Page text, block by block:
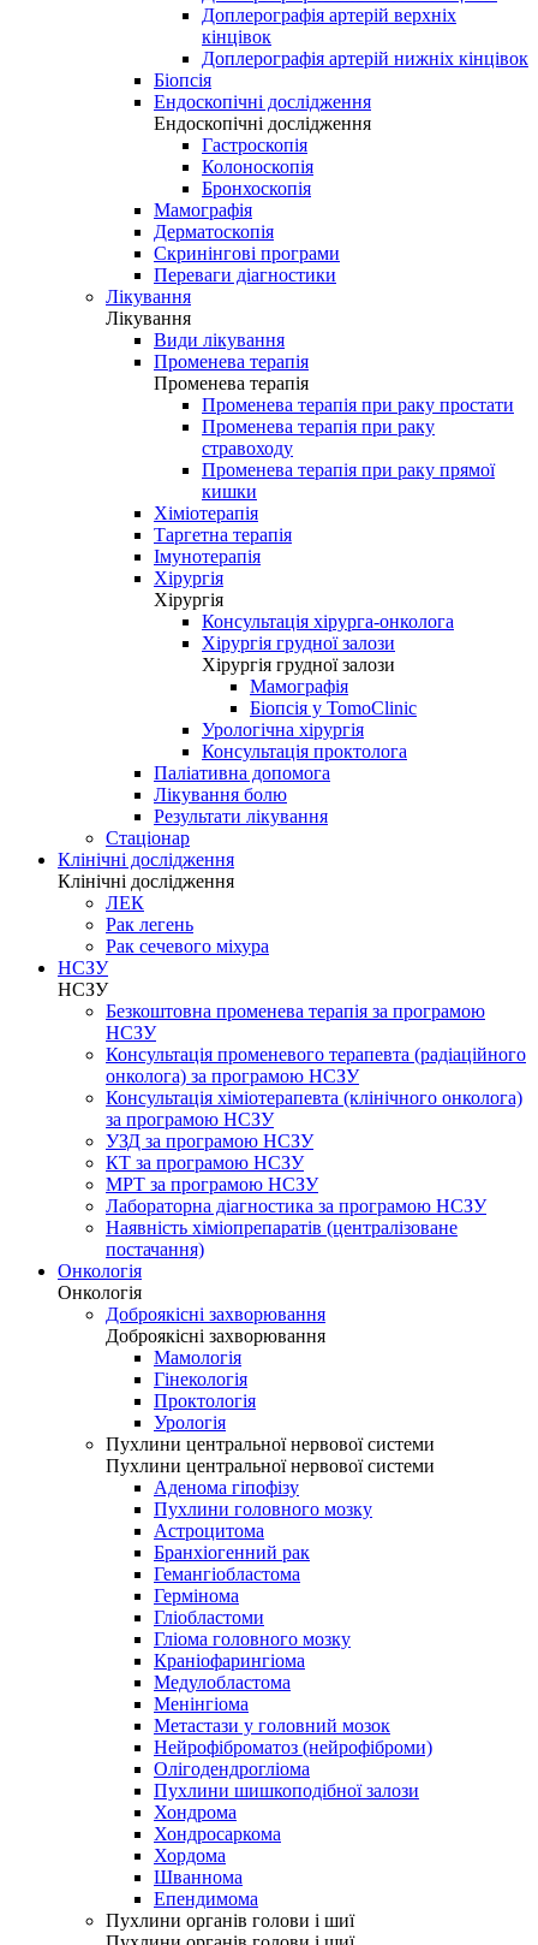
Доплерографія артерій верхніх
кінцівок
Доплерографія артерій нижніх кінцівок
Біопсія
Ендоскопічні дослідження
Ендоскопічні дослідження
Гастроскопія
Колоноскопія
Бронхоскопія
Мамографія
Дерматоскопія
Скринінгові програми
Переваги діагностики
Лікування
Лікування
Види лікування
Променева терапія
Променева терапія
Променева терапія при раку простати
Променева терапія при раку
стравоходу
Променева терапія при раку прямої
кишки
Хіміотерапія
Таргетна терапія
Імунотерапія
Хірургія
Хірургія
Консультація хірурга-онколога
Хірургія грудної залози
Хірургія грудної залози
Мамографія
Біопсія у TomoClinic
Урологічна хірургія
Консультація проктолога
Паліативна допомога
Лікування болю
Результати лікування
Стаціонар
Клінічні дослідження
Клінічні дослідження
ЛЕК
Рак легень
Рак сечевого міхура
НСЗУ
НСЗУ
Безкоштовна променева терапія за програмою
НСЗУ
Консультація променевого терапевта (радіаційного
онколога) за програмою НСЗУ
Консультація хіміотерапевта (клінічного онколога)
за програмою НСЗУ
УЗД за програмою НСЗУ
КТ за програмою НСЗУ
МРТ за програмою НСЗУ
Лабораторна діагностика за програмою НСЗУ
Наявність хіміопрепаратів (централізоване
постачання)
Онкологія
Онкологія
Доброякісні захворювання
Доброякісні захворювання
Мамологія
Гінекологія
Проктологія
Урологія
Пухлини центральної нервової системи
Пухлини центральної нервової системи
Аденома гіпофізу
Пухлини головного мозку
Астроцитома
Бранхіогенний рак
Гемангіобластома
Гермінома
Гліобластоми
Гліома головного мозку
Краніофарингіома
Медулобластома
Менінгіома
Метастази у головний мозок
Нейрофіброматоз (нейрофіброми)
Олігодендрогліома
Пухлини шишкоподібної залози
Хондрома
Хондросаркома
Хордома
Шваннома
Епендимома
Пухлини органів голови і шиї